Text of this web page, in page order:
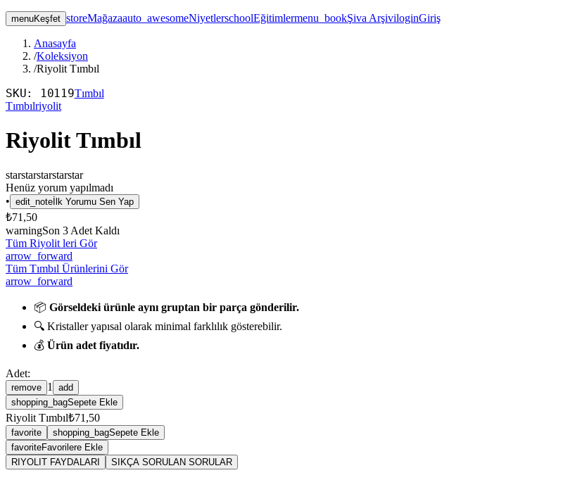
menuKeşfet storeMağazaauto_awesomeNiyetlerschoolEğitimlermenu_bookŞiva ArşiviloginGiriş
Anasayfa
/Koleksiyon
/Riyolit Tımbıl
SKU: 10119Tımbıl
Tımbılriyolit
Riyolit Tımbıl
starstarstarstarstar
Henüz yorum yapılmadı
• edit_note İlk Yorumu Sen Yap
₺71,50
warningSon 3 Adet Kaldı
Tüm Riyolit leri Gör
arrow_forward
Tüm Tımbıl Ürünlerini Gör
arrow_forward
📦 Görseldeki ürünle aynı gruptan bir parça gönderilir.
🔍 Kristaller yapısal olarak minimal farklılık gösterebilir.
💰 Ürün adet fiyatıdır.
Adet:
remove 1
add
shopping_bagSepete Ekle
Riyolit Tımbıl₺71,50
favorite shopping_bagSepete Ekle
favoriteFavorilere Ekle
RIYOLIT FAYDALARI
SIKÇA SORULAN SORULAR